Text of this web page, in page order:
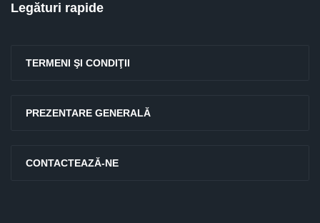
Legături rapide
TERMENI ŞI CONDIŢII
PREZENTARE GENERALĂ
CONTACTEAZĂ-NE